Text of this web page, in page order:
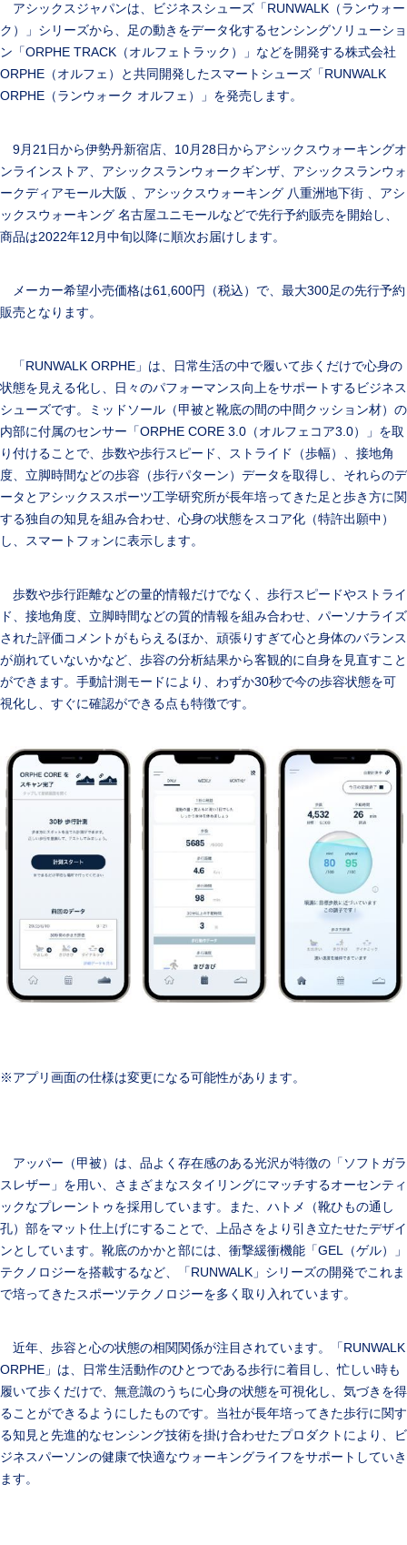
アシックスジャパンは、ビジネスシューズ「RUNWALK（ランウォー
ク）」シリーズから、足の動きをデータ化するセンシングソリューショ
ン「ORPHE TRACK（オルフェトラック）」などを開発する株式会社
ORPHE（オルフェ）と共同開発したスマートシューズ「RUNWALK
ORPHE（ランウォーク オルフェ）」を発売します。
9月21日から伊勢丹新宿店、10月28日からアシックスウォーキングオ
ンラインストア、アシックスランウォークギンザ、アシックスランウォ
ークディアモール大阪 、アシックスウォーキング 八重洲地下街 、アシ
ックスウォーキング 名古屋ユニモールなどで先行予約販売を開始し、
商品は2022年12月中旬以降に順次お届けします。
メーカー希望小売価格は61,600円（税込）で、最大300足の先行予約
販売となります。
「RUNWALK ORPHE」は、日常生活の中で履いて歩くだけで心身の
状態を見える化し、日々のパフォーマンス向上をサポートするビジネス
シューズです。ミッドソール（甲被と靴底の間の中間クッション材）の
内部に付属のセンサー「ORPHE CORE 3.0（オルフェコア3.0）」を取
り付けることで、歩数や歩行スピード、ストライド（歩幅）、接地角
度、立脚時間などの歩容（歩行パターン）データを取得し、それらのデ
ータとアシックススポーツ工学研究所が長年培ってきた足と歩き方に関
する独自の知見を組み合わせ、心身の状態をスコア化（特許出願中）
し、スマートフォンに表示します。
歩数や歩行距離などの量的情報だけでなく、歩行スピードやストライ
ド、接地角度、立脚時間などの質的情報を組み合わせ、パーソナライズ
された評価コメントがもらえるほか、頑張りすぎて心と身体のバランス
が崩れていないかなど、歩容の分析結果から客観的に自身を見直すこと
ができます。手動計測モードにより、わずか30秒で今の歩容状態を可
視化し、すぐに確認ができる点も特徴です。
※アプリ画面の仕様は変更になる可能性があります。
アッパー（甲被）は、品よく存在感のある光沢が特徴の「ソフトガラ
スレザー」を用い、さまざまなスタイリングにマッチするオーセンティ
ックなプレーントゥを採用しています。また、ハトメ（靴ひもの通し
孔）部をマット仕上げにすることで、上品さをより引き立たせたデザイ
ンとしています。靴底のかかと部には、衝撃緩衝機能「GEL（ゲル）」
テクノロジーを搭載するなど、「RUNWALK」シリーズの開発でこれま
で培ってきたスポーツテクノロジーを多く取り入れています。
近年、歩容と心の状態の相関関係が注目されています。「RUNWALK
ORPHE」は、日常生活動作のひとつである歩行に着目し、忙しい時も
履いて歩くだけで、無意識のうちに心身の状態を可視化し、気づきを得
ることができるようにしたものです。当社が長年培ってきた歩行に関す
る知見と先進的なセンシング技術を掛け合わせたプロダクトにより、ビ
ジネスパーソンの健康で快適なウォーキングライフをサポートしていき
ます。